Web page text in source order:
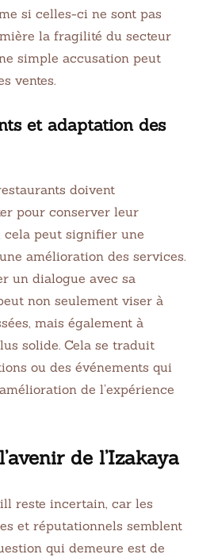
si celles-ci ne sont pas
la fragilité du secteur
simple accusation peut
ventes.
et adaptation des
doivent
pour conserver leur
cela peut signifier une
amélioration des services.
un dialogue avec sa
non seulement viser à
mais également à
solide. Cela se traduit
ou des événements qui
de l’expérience
de l’Izakaya
reste incertain, car les
et réputationnels semblent
qui demeure est de